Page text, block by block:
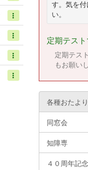
す。気を
い。
定期テス
定期テス
もお願い
各種おたより
同窓会
知障専
４０周年記念